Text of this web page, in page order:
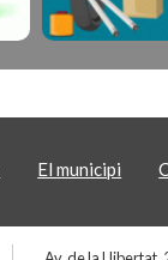
El municipi